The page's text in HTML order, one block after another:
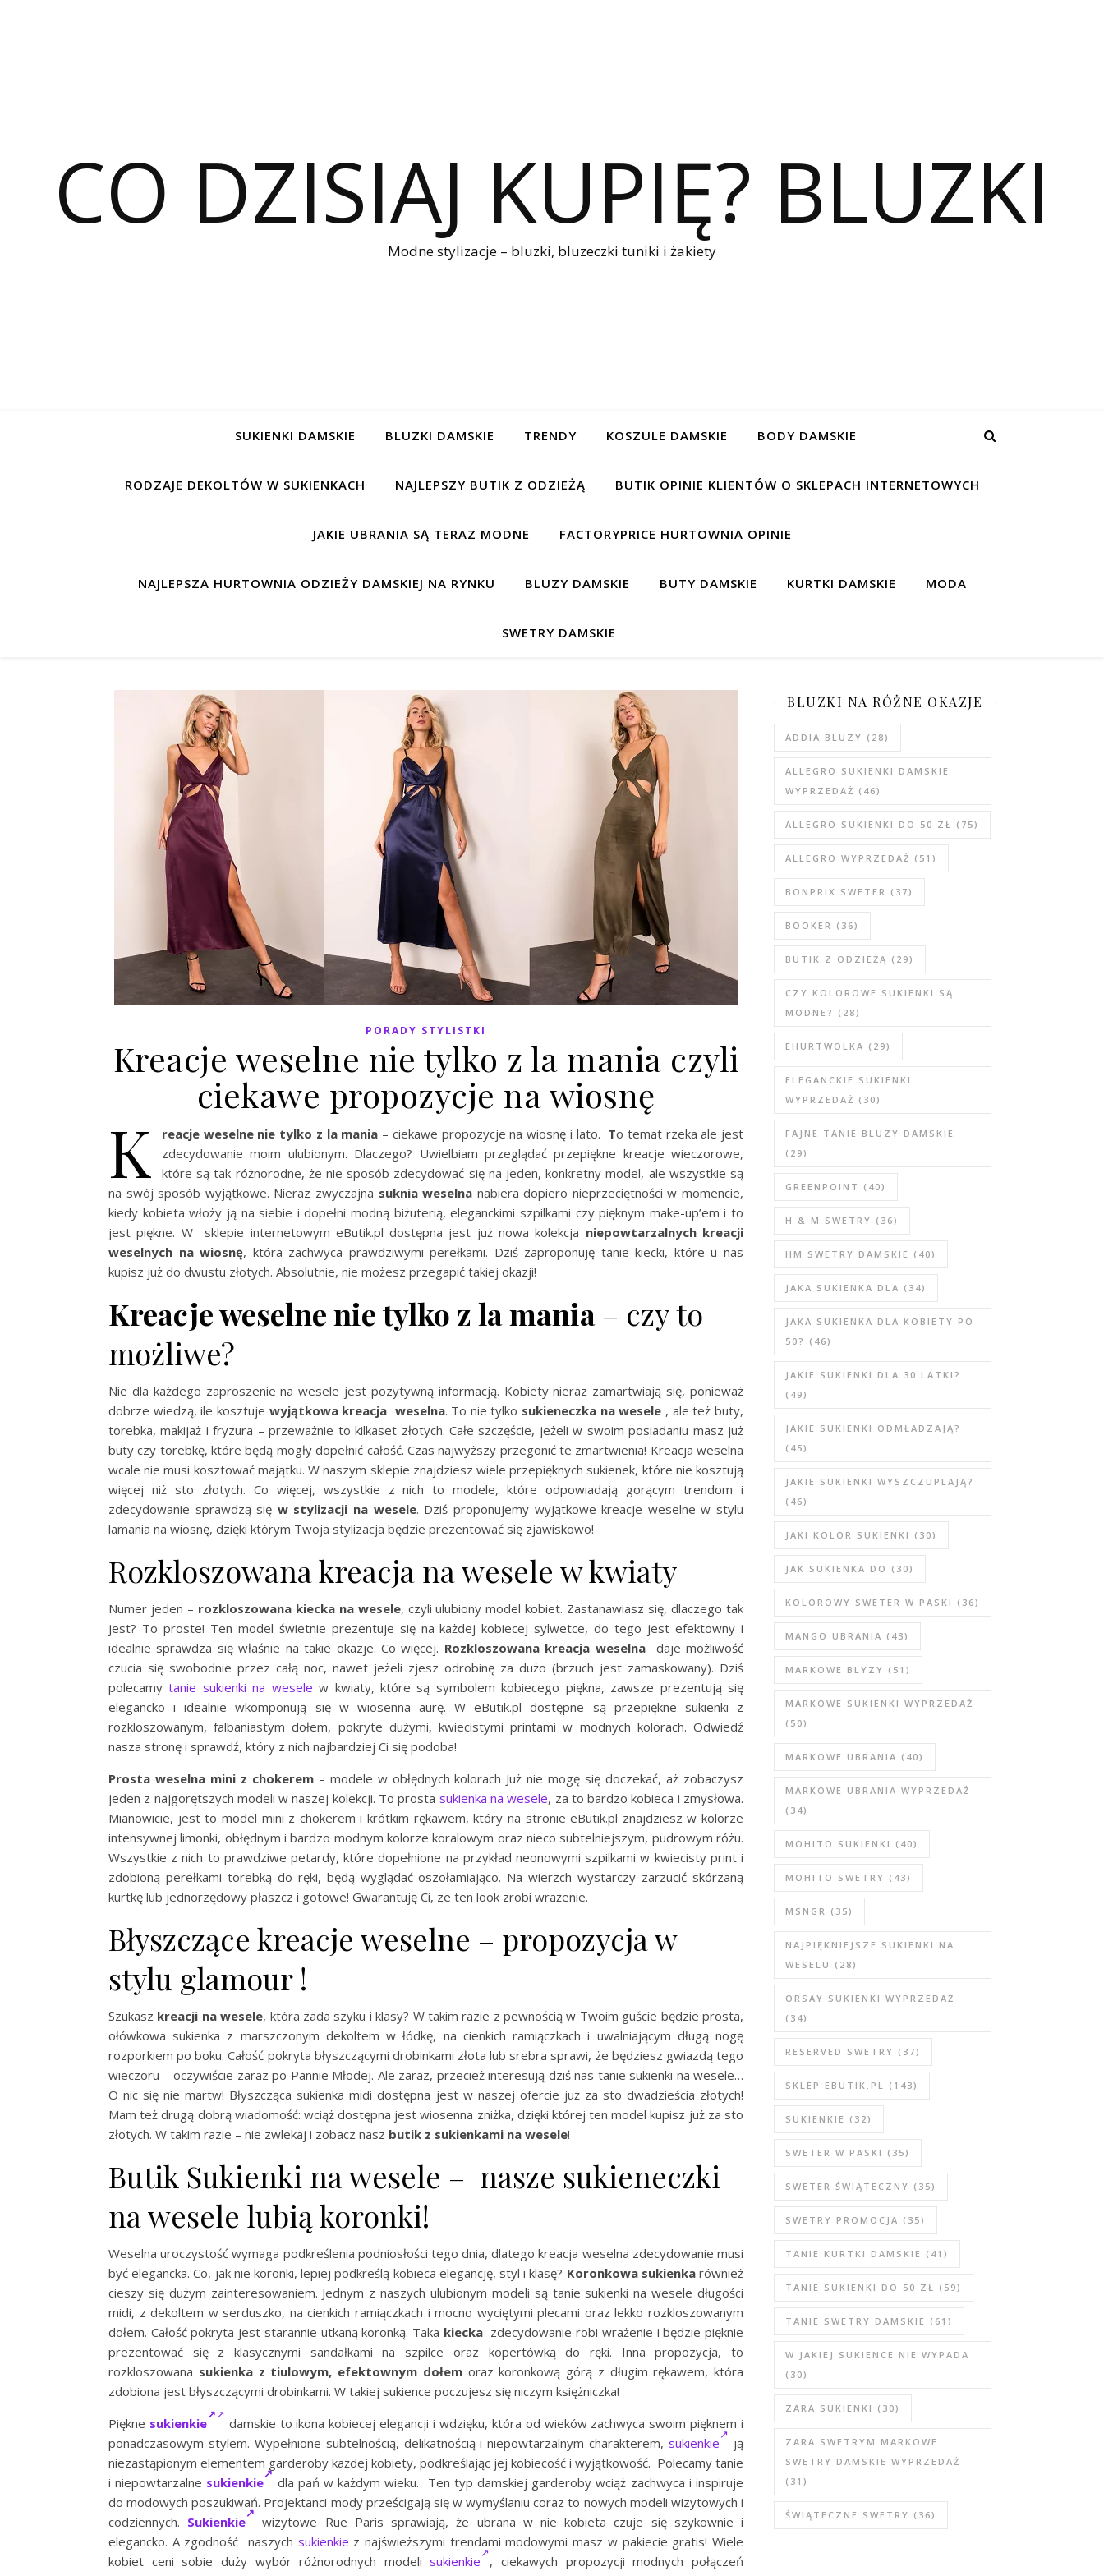
CO DZISIAJ KUPIĘ? BLUZKI
Modne stylizacje – bluzki, bluzeczki tuniki i żakiety
SUKIENKI DAMSKIE BLUZKI DAMSKIE TRENDY KOSZULE DAMSKIE BODY DAMSKIE
RODZAJE DEKOLTÓW W SUKIENKACH NAJLEPSZY BUTIK Z ODZIEŻĄ BUTIK OPINIE KLIENTÓW O SKLEPACH INTERNETOWYCH
JAKIE UBRANIA SĄ TERAZ MODNE FACTORYPRICE HURTOWNIA OPINIE
NAJLEPSZA HURTOWNIA ODZIEŻY DAMSKIEJ NA RYNKU BLUZY DAMSKIE BUTY DAMSKIE KURTKI DAMSKIE MODA
SWETRY DAMSKIE
PORADY STYLISTKI
Kreacje weselne nie tylko z la mania czyli
ciekawe propozycje na wiosnę
K reacje weselne nie tylko z la mania – ciekawe propozycje na wiosnę i lato. To temat rzeka ale jest
zdecydowanie moim ulubionym. Dlaczego? Uwielbiam przeglądać przepiękne kreacje wieczorowe,
które są tak różnorodne, że nie sposób zdecydować się na jeden, konkretny model, ale wszystkie są
na swój sposób wyjątkowe. Nieraz zwyczajna suknia weselna nabiera dopiero nieprzeciętności w momencie,
kiedy kobieta włoży ją na siebie i dopełni modną biżuterią, eleganckimi szpilkami czy pięknym make-up’em i to
jest piękne. W sklepie internetowym eButik.pl dostępna jest już nowa kolekcja niepowtarzalnych kreacji
weselnych na wiosnę, która zachwyca prawdziwymi perełkami. Dziś zaproponuję tanie kiecki, które u nas
kupisz już do dwustu złotych. Absolutnie, nie możesz przegapić takiej okazji!
Kreacje weselne nie tylko z la mania – czy to
możliwe?
Nie dla każdego zaproszenie na wesele jest pozytywną informacją. Kobiety nieraz zamartwiają się, ponieważ
dobrze wiedzą, ile kosztuje wyjątkowa kreacja weselna. To nie tylko sukieneczka na wesele , ale też buty,
torebka, makijaż i fryzura – przeważnie to kilkaset złotych. Całe szczęście, jeżeli w swoim posiadaniu masz już
buty czy torebkę, które będą mogły dopełnić całość. Czas najwyższy przegonić te zmartwienia! Kreacja weselna
wcale nie musi kosztować majątku. W naszym sklepie znajdziesz wiele przepięknych sukienek, które nie kosztują
więcej niż sto złotych. Co więcej, wszystkie z nich to modele, które odpowiadają gorącym trendom i
zdecydowanie sprawdzą się w stylizacji na wesele. Dziś proponujemy wyjątkowe kreacje weselne w stylu
lamania na wiosnę, dzięki którym Twoja stylizacja będzie prezentować się zjawiskowo!
Rozkloszowana kreacja na wesele w kwiaty
Numer jeden – rozkloszowana kiecka na wesele, czyli ulubiony model kobiet. Zastanawiasz się, dlaczego tak
jest? To proste! Ten model świetnie prezentuje się na każdej kobiecej sylwetce, do tego jest efektowny i
idealnie sprawdza się właśnie na takie okazje. Co więcej. Rozkloszowana kreacja weselnadaje możliwość
czucia się swobodnie przez całą noc, nawet jeżeli zjesz odrobinę za dużo (brzuch jest zamaskowany). Dziś
polecamytanie sukienki na wesele w kwiaty, które są symbolem kobiecego piękna, zawsze prezentują się
elegancko i idealnie wkomponują się w wiosenna aurę. W eButik.pl dostępne są przepiękne sukienki z
rozkloszowanym, falbaniastym dołem, pokryte dużymi, kwiecistymi printami w modnych kolorach. Odwiedź
nasza stronę i sprawdź, który z nich najbardziej Ci się podoba!
Prosta weselna mini z chokerem– modele w obłędnych kolorach Już nie mogę się doczekać, aż zobaczysz
jeden z najgorętszych modeli w naszej kolekcji. To prosta sukienka na wesele, za to bardzo kobieca i zmysłowa.
Mianowicie, jest to model mini z chokerem i krótkim rękawem, który na stronie eButik.pl znajdziesz w kolorze
intensywnej limonki, obłędnym i bardzo modnym kolorze koralowym oraz nieco subtelniejszym, pudrowym różu.
Wszystkie z nich to prawdziwe petardy, które dopełnione na przykład neonowymi szpilkami w kwiecisty print i
zdobioną perełkami torebką do ręki, będą wyglądać oszołamiająco. Na wierzch wystarczy zarzucić skórzaną
kurtkę lub jednorzędowy płaszcz i gotowe! Gwarantuję Ci, ze ten look zrobi wrażenie.
Błyszczące kreacje weselne – propozycja w
stylu glamour !
Szukasz kreacji na wesele, która zada szyku i klasy? W takim razie z pewnością w Twoim guście będzie prosta,
ołówkowa sukienka z marszczonym dekoltem w łódkę, na cienkich ramiączkach i uwalniającym długą nogę
rozporkiem po boku. Całość pokryta błyszczącymi drobinkami złota lub srebra sprawi, że będziesz gwiazdą tego
wieczoru – oczywiście zaraz po Pannie Młodej. Ale zaraz, przecież interesują dziś nas tanie sukienki na wesele…
O nic się nie martw! Błyszcząca sukienka midi dostępna jest w naszej ofercie już za sto dwadzieścia złotych!
Mam też drugą dobrą wiadomość: wciąż dostępna jest wiosenna zniżka, dzięki której ten model kupisz już za sto
złotych. W takim razie – nie zwlekaj i zobacz nasz butik z sukienkami na wesele!
Butik Sukienki na wesele – nasze sukieneczki
na wesele lubią koronki!
Weselna uroczystość wymaga podkreślenia podniosłości tego dnia, dlatego kreacja weselna zdecydowanie musi
być elegancka. Co, jak nie koronki, lepiej podkreślą kobieca elegancję, styl i klasę? Koronkowa sukienkarównież
cieszy się dużym zainteresowaniem. Jednym z naszych ulubionym modeli są tanie sukienki na wesele długości
midi, z dekoltem w serduszko, na cienkich ramiączkach i mocno wyciętymi plecami oraz lekko rozkloszowanym
dołem. Całość pokryta jest starannie utkaną koronką. Taka kiecka zdecydowanie robi wrażenie i będzie pięknie
prezentować się z klasycznymi sandałkami na szpilce oraz kopertówką do ręki. Inna propozycja, to
rozkloszowana sukienka z tiulowym, efektownym dołemoraz koronkową górą z długim rękawem, która
zdobiona jest błyszczącymi drobinkami. W takiej sukience poczujesz się niczym księżniczka!
Piękne sukienkie
damskie to ikona kobiecej elegancji i wdzięku, która od wieków zachwyca swoim pięknem i
ponadczasowym stylem. Wypełnione subtelnością, delikatnością i niepowtarzalnym charakterem,sukienkie
ją
niezastąpionym elementem garderoby każdej kobiety, podkreślając jej kobiecość i wyjątkowość. Polecamy tanie
i niepowtarzalne sukienkie
dla pań w każdym wieku. Ten typ damskiej garderoby wciąż zachwyca i inspiruje
do modowych poszukiwań. Projektanci mody prześcigają się w wymyślaniu coraz to nowych modeli wizytowych i
codziennych. Sukienkie
wizytowe Rue Paris sprawiają, że ubrana w nie kobieta czuje się szykownie i
elegancko. A zgodność naszych sukienkie z najświeższymi trendami modowymi masz w pakiecie gratis! Wiele
kobiet ceni sobie duży wybór różnorodnych modelisukienkie
, ciekawych propozycji modnych połączeń
BLUZKI NA RÓŻNE OKAZJE
ADDIA BLUZY (28)
ALLEGRO SUKIENKI DAMSKIE
WYPRZEDAŻ (46)
ALLEGRO SUKIENKI DO 50 ZŁ (75)
ALLEGRO WYPRZEDAŻ (51)
BONPRIX SWETER (37)
BOOKER (36)
BUTIK Z ODZIEŻĄ (29)
CZY KOLOROWE SUKIENKI SĄ
MODNE? (28)
EHURTWOLKA (29)
ELEGANCKIE SUKIENKI
WYPRZEDAŻ (30)
FAJNE TANIE BLUZY DAMSKIE
(29)
GREENPOINT (40)
H & M SWETRY (36)
HM SWETRY DAMSKIE (40)
JAKA SUKIENKA DLA (34)
JAKA SUKIENKA DLA KOBIETY PO
50? (46)
JAKIE SUKIENKI DLA 30 LATKI?
(49)
JAKIE SUKIENKI ODMŁADZAJĄ?
(45)
JAKIE SUKIENKI WYSZCZUPLAJĄ?
(46)
JAKI KOLOR SUKIENKI (30)
JAK SUKIENKA DO (30)
KOLOROWY SWETER W PASKI (36)
MANGO UBRANIA (43)
MARKOWE BLYZY (51)
MARKOWE SUKIENKI WYPRZEDAŻ
(50)
MARKOWE UBRANIA (40)
MARKOWE UBRANIA WYPRZEDAŻ
(34)
MOHITO SUKIENKI (40)
MOHITO SWETRY (43)
MSNGR (35)
NAJPIĘKNIEJSZE SUKIENKI NA
WESELU (28)
ORSAY SUKIENKI WYPRZEDAŻ
(34)
RESERVED SWETRY (37)
SKLEP EBUTIK.PL (143)
SUKIENKIE (32)
SWETER W PASKI (35)
SWETER ŚWIĄTECZNY (35)
SWETRY PROMOCJA (35)
TANIE KURTKI DAMSKIE (41)
TANIE SUKIENKI DO 50 ZŁ (59)
TANIE SWETRY DAMSKIE (61)
W JAKIEJ SUKIENCE NIE WYPADA
(30)
ZARA SUKIENKI (30)
ZARA SWETRYM MARKOWE
SWETRY DAMSKIE WYPRZEDAŻ
(31)
ŚWIĄTECZNE SWETRY (36)